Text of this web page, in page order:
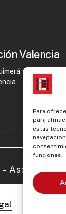
Para
para
estas
funciones.
Valencia
13b
-